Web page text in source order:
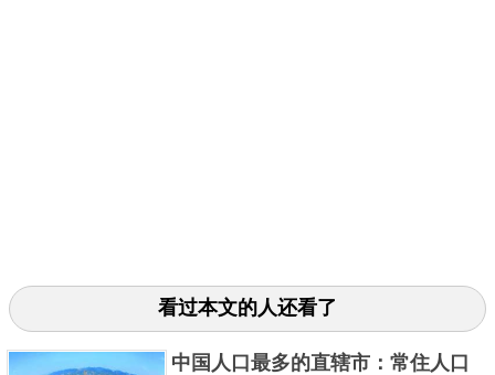
看过本文的人还看了
中国人口最多的直辖市：常住人口